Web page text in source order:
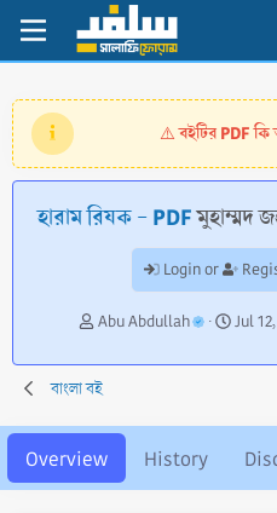
⚠️বইটির PDF
হারাম রিযক - PDFমুহাম্মদ
Login or
A
t
h
r
Abu Abdullah
C
e
i
Jul
বাংলা বই
Overview History